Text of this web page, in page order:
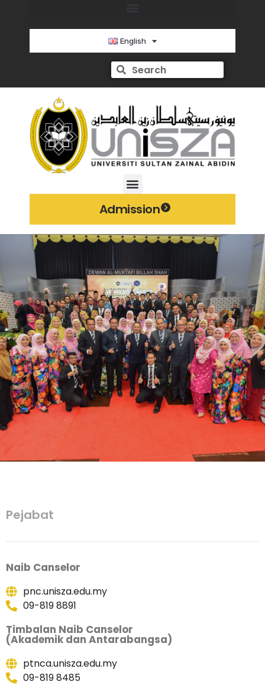
English
Admission
Pejabat
Naib Canselor
pnc.unisza.edu.my
09-819 8891
Timbalan Naib Canselor
(Akademik dan Antarabangsa)
ptnca.unisza.edu.my
09-819 8485